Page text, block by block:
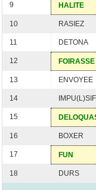
9 HALITE
10 RASIEZ
11 DETONA
12 FOIRASSE
13 ENVOYEE
14 IMPU(L)SIF
15
16 BOXER
17 FUN
18 DURS